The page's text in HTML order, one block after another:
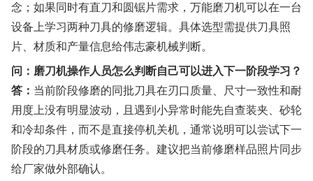
念；如果同时有直刀和圆锯片需求，万能磨刀机可以在一台
设备上学习两种刀具的修磨逻辑。具体选型需提供刀具照
片、材质和产量信息给伟志豪机械判断。
问：磨刀机操作人员怎么判断自己可以进入下一阶段学习？
答： 当前阶段修磨的同批刀具在刃口质量、尺寸一致性和耐
用度上没有明显波动，且遇到小异常时能先自查装夹、砂轮
和冷却条件，而不是直接停机关机，通常说明可以尝试下一
阶段的刀具材质或修磨任务。建议把当前修磨样品照片同步
给厂家做外部确认。